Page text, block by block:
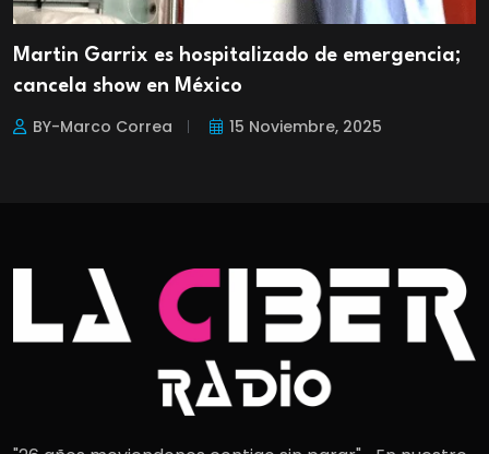
Martin Garrix es hospitalizado de emergencia;
cancela show en México
BY-Marco Correa 15 Noviembre, 2025